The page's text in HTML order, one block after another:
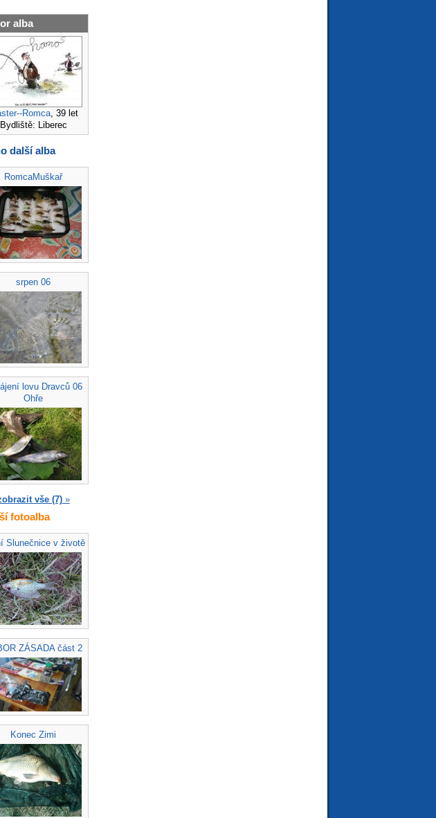
alba
Romca, 39 let
Bydliště: Liberec
další alba
RomcaMuškař
srpen 06
lovu Dravců 06
Ohře
vše (7)»
fotoalba
Slunečnice v životě
ZÁSADA část 2
Konec Zimi